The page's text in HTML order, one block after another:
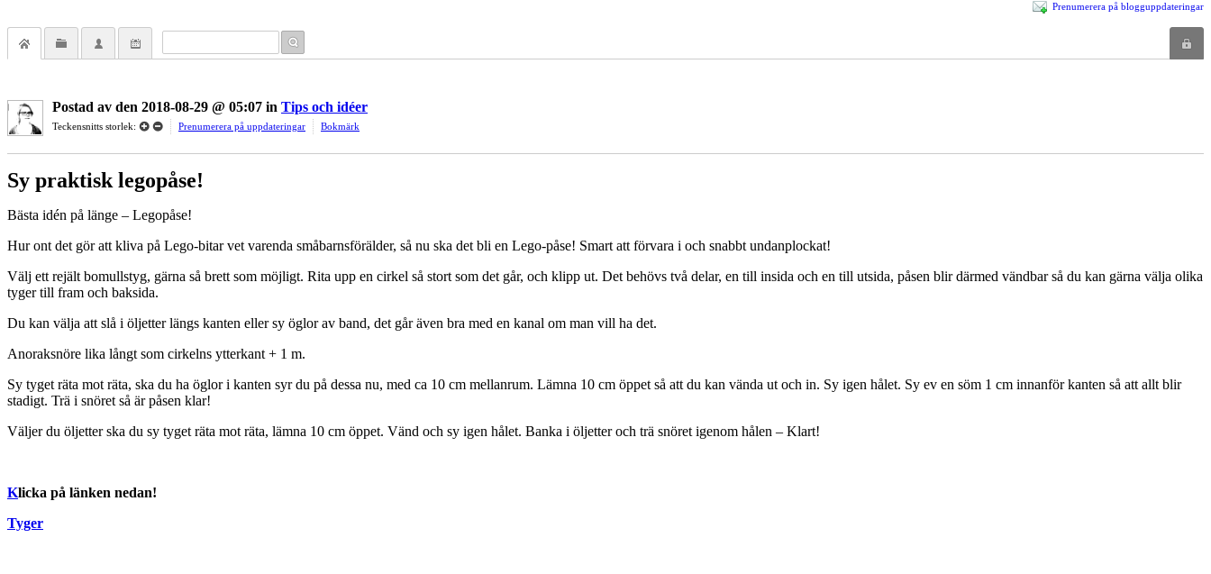
Prenumerera på blogguppdateringar
Postad av den 2018-08-29 @ 05:07 in Tips och idéer
Teckensnitts storlek: Prenumerera på uppdateringar Bokmärk
Sy praktisk legopåse!
Bästa idén på länge – Legopåse!
Hur ont det gör att kliva på Lego-bitar vet varenda småbarnsförälder, så nu ska det bli en Lego-påse! Smart att förvara i och snabbt undanplockat!
Välj ett rejält bomullstyg, gärna så brett som möjligt. Rita upp en cirkel så stort som det går, och klipp ut. Det behövs två delar, en till insida och en till utsida, påsen blir därmed vändbar så du kan gärna välja olika
tyger till fram och baksida.
Du kan välja att slå i öljetter längs kanten eller sy öglor av band, det går även bra med en kanal om man vill ha det.
Anoraksnöre lika långt som cirkelns ytterkant + 1 m.
Sy tyget räta mot räta, ska du ha öglor i kanten syr du på dessa nu, med ca 10 cm mellanrum. Lämna 10 cm öppet så att du kan vända ut och in. Sy igen hålet. Sy ev en söm 1 cm innanför kanten så att allt blir
stadigt. Trä i snöret så är påsen klar!
Väljer du öljetter ska du sy tyget räta mot räta, lämna 10 cm öppet. Vänd och sy igen hålet. Banka i öljetter och trä snöret igenom hålen – Klart!
Klicka på länken nedan!
Tyger